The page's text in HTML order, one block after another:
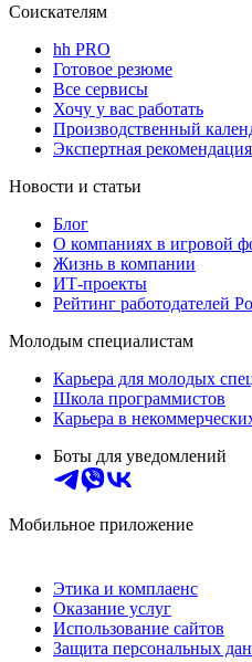
Соискателям
hh PRO
Готовое резюме
Все сервисы
Хочу у вас работать
Производственный
Экспертная рекомендация
Новости и статьи
Блог
О компаниях в игровой
Жизнь в компании
ИТ-проекты
Рейтинг работодателей
Молодым специалистам
Карьера для молодых
Школа программистов
Карьера в
Боты для уведомлений
Мобильное приложение
Этика и комплаенс
Оказание услуг
Использование сайтов
Защита персональных